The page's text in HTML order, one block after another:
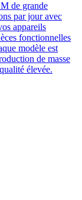
de grande
par jour avec
appareils
fonctionnelles
modèle est
de masse
élevée.